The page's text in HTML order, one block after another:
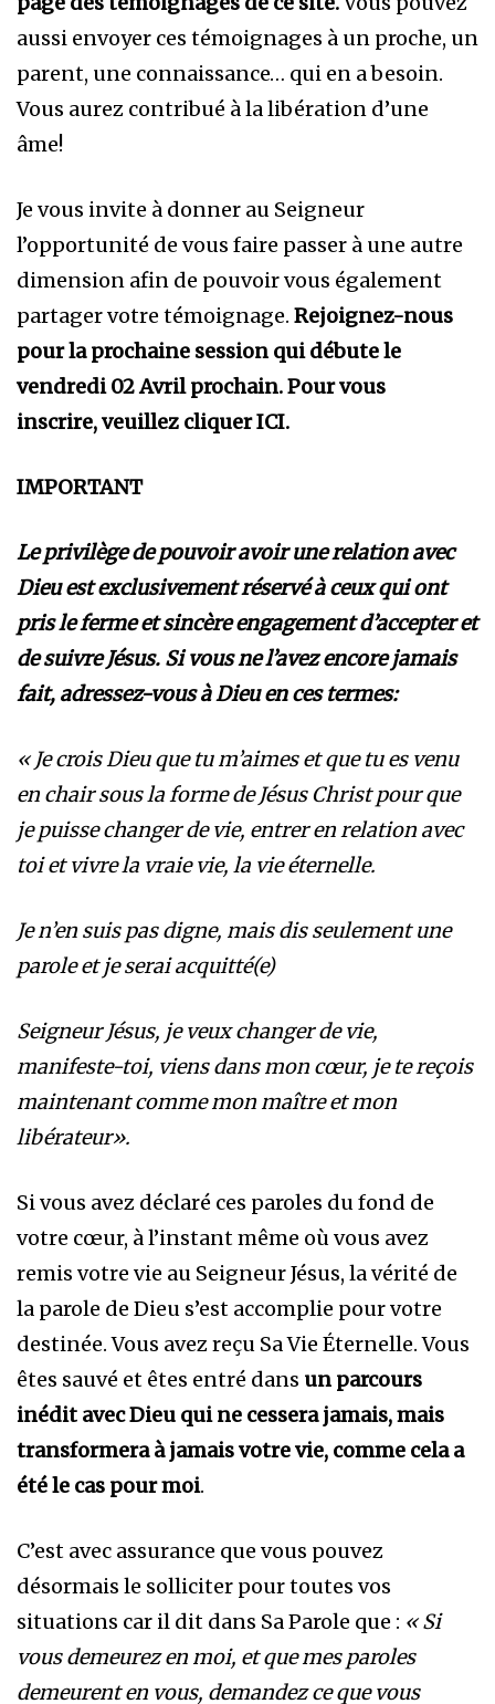
aussi envoyer ces témoignages à un proche, un
parent, une connaissance… qui en a besoin.
Vous aurez contribué à la libération d’une
âme!
Je vous invite à donner au Seigneur
l’opportunité de vous faire passer à une autre
dimension afin de pouvoir vous également
partager votre témoignage. Rejoignez-nous
pour la prochaine session qui débute le
vendredi 02 Avril prochain. Pour vous
inscrire, veuillez cliquer ICI.
IMPORTANT
Le privilège de pouvoir avoir une relation avec
Dieu est exclusivement réservé à ceux qui ont
pris le ferme et sincère engagement d’accepter et
de suivre Jésus. Si vous ne l’avez encore jamais
fait, adressez-vous à Dieu en ces termes:
« Je crois Dieu que tu m’aimes et que tu es venu
en chair sous la forme de Jésus Christ pour que
je puisse changer de vie, entrer en relation avec
toi et vivre la vraie vie, la vie éternelle.
Je n’en suis pas digne, mais dis seulement une
parole et je serai acquitté(e)
Seigneur Jésus, je veux changer de vie,
manifeste-toi, viens dans mon cœur, je te reçois
maintenant comme mon maître et mon
libérateur».
Si vous avez déclaré ces paroles du fond de
votre cœur, à l’instant même où vous avez
remis votre vie au Seigneur Jésus, la vérité de
la parole de Dieu s’est accomplie pour votre
destinée. Vous avez reçu Sa Vie Éternelle. Vous
êtes sauvé et êtes entré dans un parcours
inédit avec Dieu qui ne cessera jamais, mais
transformera à jamais votre vie, comme cela a
été le cas pour moi.
C’est avec assurance que vous pouvez
désormais le solliciter pour toutes vos
situations car il dit dans Sa Parole que : « Si
vous demeurez en moi, et que mes paroles
demeurent en vous, demandez ce que vous